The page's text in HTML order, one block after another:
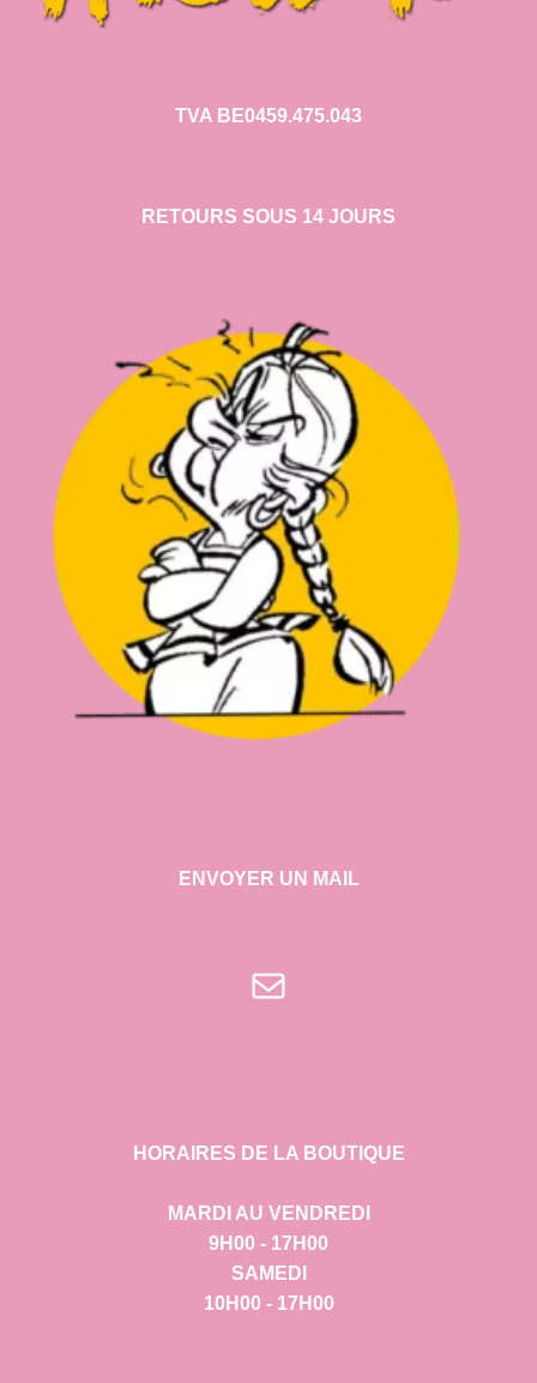
TVA BE0459.475.043
RETOURS SOUS 14 JOURS
ENVOYER UN MAIL
E-mail
HORAIRES DE LA BOUTIQUE
MARDI AU VENDREDI
9H00 - 17H00
SAMEDI
10H00 - 17H00